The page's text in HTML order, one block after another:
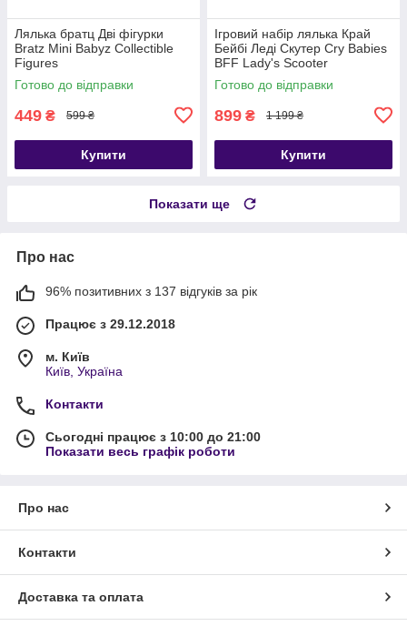
Лялька братц Дві фігурки
Bratz Mini Babyz Collectible
Figures
Готово до відправки
449 ₴ 599 ₴
Купити
Ігровий набір лялька Край
Бейбі Леді Скутер Cry Babies
BFF Lady's Scooter
Готово до відправки
899 ₴ 1 199 ₴
Купити
Показати ще
Про нас
96% позитивних з 137 відгуків за рік
Працює з 29.12.2018
м. Київ
Київ, Україна
Контакти
Сьогодні працює з 10:00 до 21:00
Показати весь графік роботи
Про нас
Контакти
Доставка та оплата